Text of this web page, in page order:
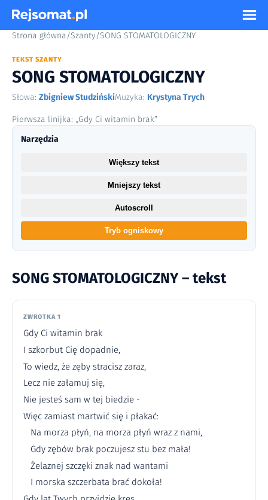
Strona główna/Szanty/SONG STOMATOLOGICZNY
TEKST SZANTY
SONG STOMATOLOGICZNY
Słowa: Zbigniew StudzińskiMuzyka: Krystyna Trych
Pierwsza linijka: „Gdy Ci witamin brak”
SONG STOMATOLOGICZNY – tekst
ZWROTKA 1
Gdy Ci witamin brak
I szkorbut Cię dopadnie,
To wiedz, że zęby stracisz zaraz,
Lecz nie załamuj się,
Nie jesteś sam w tej biedzie -
Więc zamiast martwić się i płakać:
Na morza płyń, na morza płyń wraz z nami,
Gdy zębów brak poczujesz stu bez mała!
Żelaznej szczęki znak nad wantami
I morska szczerbata brać dokoła!
Narzędzia
Większy tekst
Mniejszy tekst
Autoscroll
Tryb ogniskowy